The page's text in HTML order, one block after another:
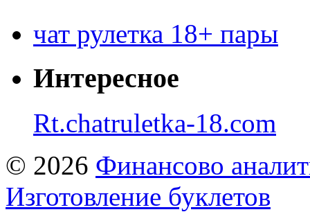
чат рулетка 18+ пары
Интересное
Rt.chatruletka-18.com
© 2026 Финансово
Изготовление буклетов